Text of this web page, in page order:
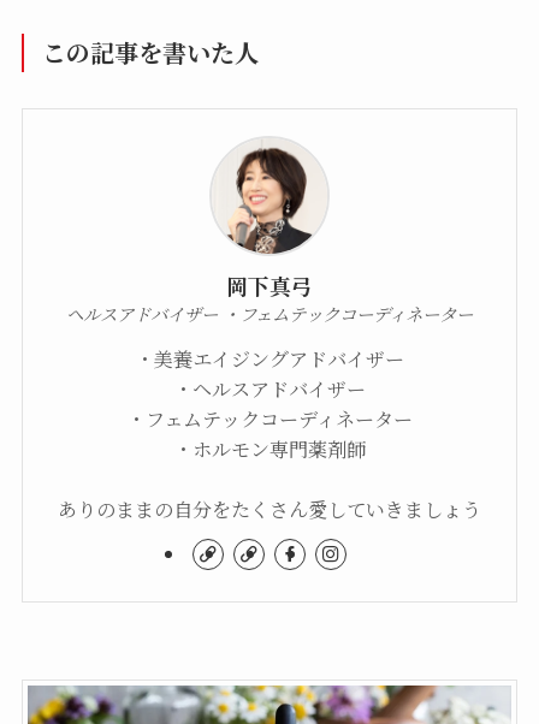
この記事を書いた人
岡下真弓
ヘルスアドバイザー ・フェムテックコーディネーター
・美養エイジングアドバイザー
・ヘルスアドバイザー
・フェムテックコーディネーター
・ホルモン専門薬剤師
ありのままの自分をたくさん愛していきましょう